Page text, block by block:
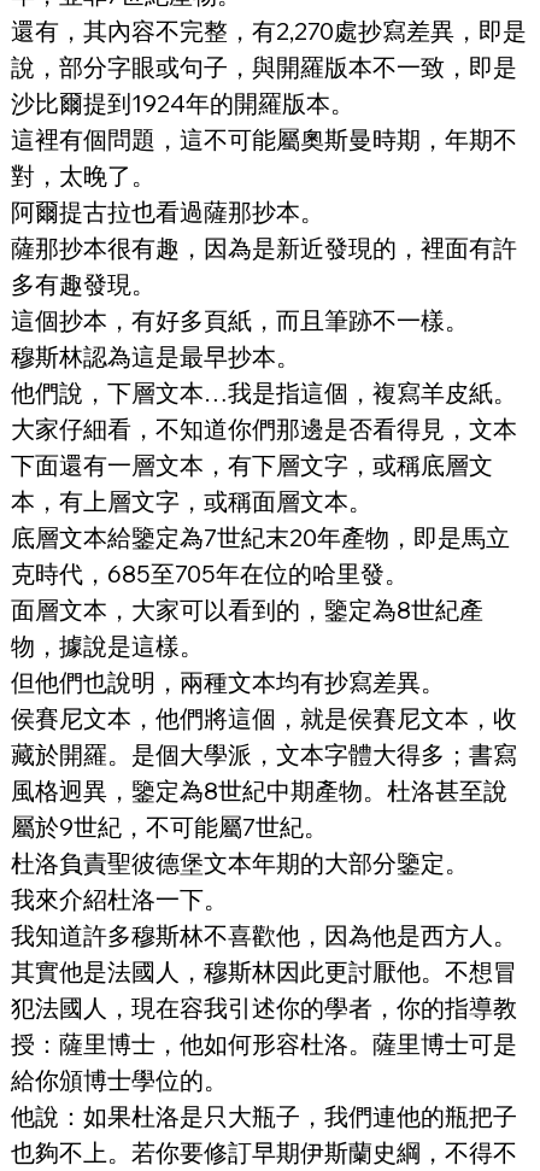
還有，其內容不完整，有2,270處抄寫差異，即是
說，部分字眼或句子，與開羅版本不一致，即是
沙比爾提到1924年的開羅版本。
這裡有個問題，這不可能屬奧斯曼時期，年期不
對，太晚了。
阿爾提古拉也看過薩那抄本。
薩那抄本很有趣，因為是新近發現的，裡面有許
多有趣發現。
這個抄本，有好多頁紙，而且筆跡不一樣。
穆斯林認為這是最早抄本。
他們說，下層文本…我是指這個，複寫羊皮紙。
大家仔細看，不知道你們那邊是否看得見，文本
下面還有一層文本，有下層文字，或稱底層文
本，有上層文字，或稱面層文本。
底層文本給鑒定為7世紀末20年產物，即是馬立
克時代，685至705年在位的哈里發。
面層文本，大家可以看到的，鑒定為8世紀產
物，據說是這樣。
但他們也說明，兩種文本均有抄寫差異。
侯賽尼文本，他們將這個，就是侯賽尼文本，收
藏於開羅。是個大學派，文本字體大得多；書寫
風格迥異，鑒定為8世紀中期產物。杜洛甚至說
屬於9世紀，不可能屬7世紀。
杜洛負責聖彼德堡文本年期的大部分鑒定。
我來介紹杜洛一下。
我知道許多穆斯林不喜歡他，因為他是西方人。
其實他是法國人，穆斯林因此更討厭他。不想冒
犯法國人，現在容我引述你的學者，你的指導教
授：薩里博士，他如何形容杜洛。薩里博士可是
給你頒博士學位的。
他說：如果杜洛是只大瓶子，我們連他的瓶把子
也夠不上。若你要修訂早期伊斯蘭史綱，不得不